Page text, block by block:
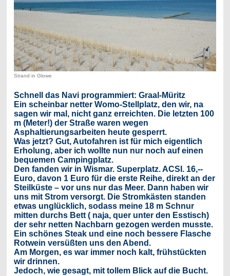
Strand in Glowe
Schnell das Navi programmiert: Graal-Müritz
Ein scheinbar netter Womo-Stellplatz, den wir, na
sagen wir mal, nicht ganz erreichten. Die letzten 100
m (Meter!) der Straße waren wegen
Asphaltierungsarbeiten heute gesperrt.
Was jetzt? Gut, Autofahren ist für mich eigentlich
Erholung, aber ich wollte nun nur noch auf einen
bequemen Campingplatz.
Den fanden wir in Wismar. Superplatz. ACSI. 16,--
Euro, davon 1 Euro für die erste Reihe, direkt an der
Steilküste – vor uns nur das Meer. Dann haben wir
uns mit Strom versorgt. Die Stromkästen standen
etwas unglücklich, sodass meine 18 m Schnur
mitten durchs Bett ( naja, quer unter den Esstisch)
der sehr netten Nachbarn gezogen werden musste.
Ein schönes Steak und eine noch bessere Flasche
Rotwein versüßten uns den Abend.
Am Morgen, es war immer noch kalt, frühstückten
wir drinnen.
Jedoch, wie gesagt, mit tollem Blick auf die Bucht.